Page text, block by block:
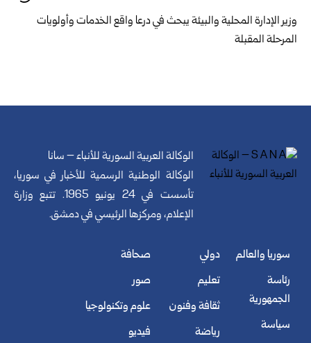
وزير الإدارة المحلية والبيئة يبحث في درعا واقع الخدمات وأولويات
المرحلة المقبلة
الوكالة العربية السورية للأنباء – سانا
الوكالة الوطنية الرسمية للأخبار في سوريا،
تأسست في 24 يونيو 1965. تتبع وزارة
الإعلام، ومركزها الرئيسي في دمشق.
سوريا والعالم
رئاسة
الجمهورية
سياسة
دولي
تعليم
ثقافة وفنون
رياضة
صحافة
صور
علوم وتكنولوجيا
فيديو